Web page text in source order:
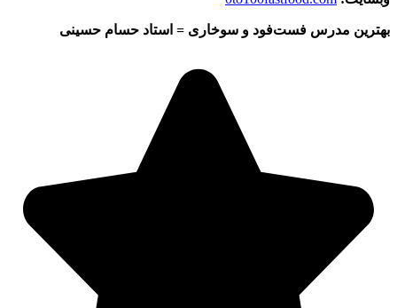
بهترین مدرس فست‌فود و سوخاری = استاد حسام حسینی